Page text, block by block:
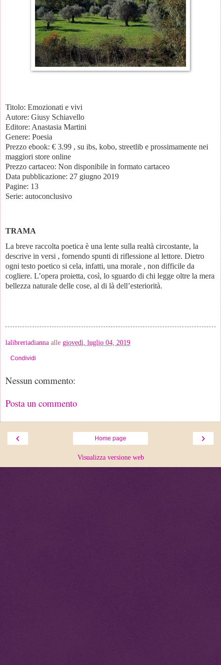
Titolo: Emozionati e vivi
Autore: Giusy Schiavello
Editore: Anastasia Martini
Genere: Poesia
Prezzo ebook: € 3.99 , su ibs, kobo, streetlib e prossimamente nei
maggiori store online
Prezzo cartaceo: Non disponibile in formato cartaceo
Data pubblicazione: 27 giugno 2019
Pagine: 13
Serie: autoconclusivo
TRAMA
La breve raccolta poetica è una lente sulla realtà circostante, la
descrive in versi , fornendo spunti di riflessione al lettore. Dietro
ogni testo poetico si cela, infatti, una morale , non difficile da
cogliere. L’opera proietta, così, lo sguardo di chi legge oltre la mera
bellezza naturale delle cose, al di là dell’esteriorità.
lalibreriadianna alle giovedì, luglio 04, 2019
Condividi
Nessun commento:
Posta un commento
‹ ›
Home page
Visualizza versione web